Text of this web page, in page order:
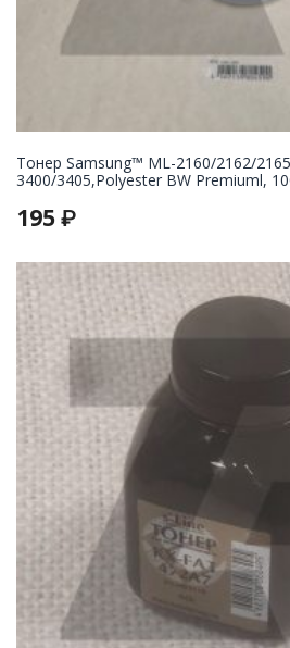
Тонер Samsung™ ML-2160/2162/
3400/3405,Polyester BW Premiuml,
195 ₽